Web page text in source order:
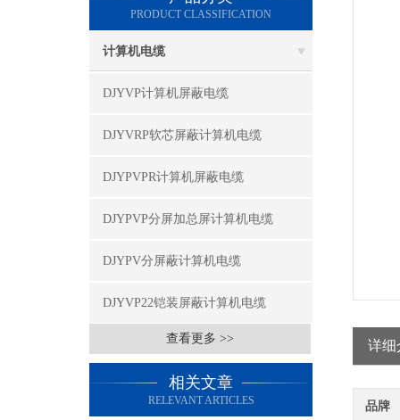
PRODUCT CLASSIFICATION
计算机电缆
DJYVP计算机屏蔽电缆
DJYVRP软芯屏蔽计算机电缆
DJYPVPR计算机屏蔽电缆
DJYPVP分屏加总屏计算机电缆
DJYPV分屏蔽计算机电缆
DJYVP22铠装屏蔽计算机电缆
查看更多 >>
相关文章
RELEVANT ARTICLES
详细
品牌